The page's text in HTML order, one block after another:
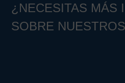
¿NECESITAS MÁS
SOBRE